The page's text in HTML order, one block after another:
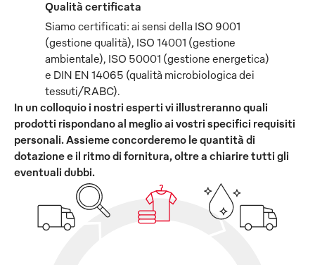
Qualità certificata
Siamo certificati: ai sensi della ISO 9001
(gestione qualità), ISO 14001 (gestione
ambientale), ISO 50001 (gestione energetica)
e DIN EN 14065 (qualità microbiologica dei
tessuti/RABC).
In un colloquio i nostri esperti vi illustreranno quali
prodotti rispondano al meglio ai vostri specifici requisiti
personali. Assieme concorderemo le quantità di
dotazione e il ritmo di fornitura, oltre a chiarire tutti gli
eventuali dubbi.